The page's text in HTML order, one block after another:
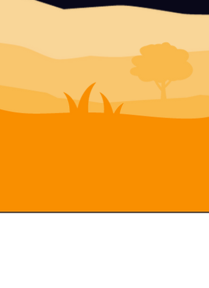
View
Completion Instructions for